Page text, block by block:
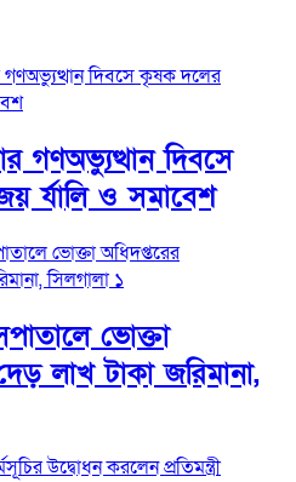
গণঅভ্যুত্থান দিবসে
র্যালি ও সমাবেশ
ভোক্তা
লাখ টাকা জরিমানা,